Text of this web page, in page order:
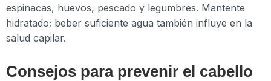
espinacas, huevos, pescado y legumbres. Mantente
hidratado; beber suficiente agua también influye en la
salud capilar.
Consejos para prevenir el cabello